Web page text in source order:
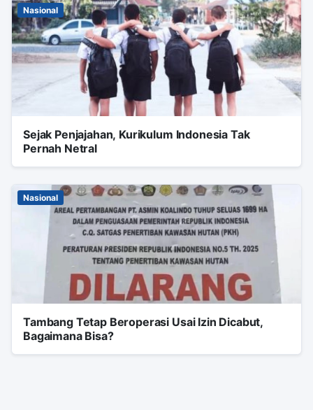
Nasional
Sejak Penjajahan, Kurikulum Indonesia Tak
Pernah Netral
Nasional
Tambang Tetap Beroperasi Usai Izin Dicabut,
Bagaimana Bisa?